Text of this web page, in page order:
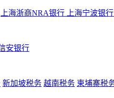
上海浙商NRA银行 上海宁波银
安银行
新加坡税务 越南税务 柬埔寨税